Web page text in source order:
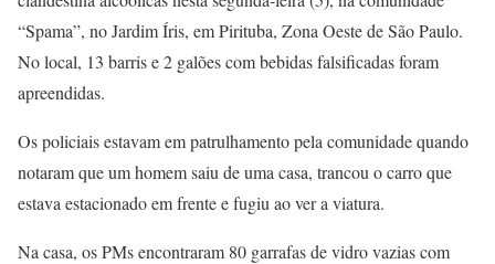
“Spama”, no Jardim Íris, em Pirituba, Zona Oeste de São Paulo.
No local, 13 barris e 2 galões com bebidas falsificadas foram
apreendidas.
Os policiais estavam em patrulhamento pela comunidade quando
notaram que um homem saiu de uma casa, trancou o carro que
estava estacionado em frente e fugiu ao ver a viatura.
Na casa, os PMs encontraram 80 garrafas de vidro vazias com